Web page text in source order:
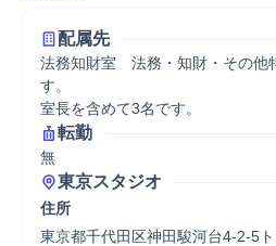
配属先
法務知財室　法務・知財・その他
す。
室長を含めて3名です。
転勤
無
東京スタジオ
住所
東京都千代田区神田駿河台4-2-5